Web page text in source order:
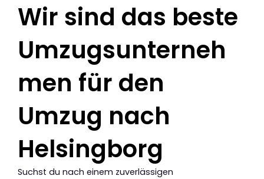
Wir sind das beste
Umzugsunterneh
men für den
Umzug nach
Helsingborg
Suchst du nach einem zuverlässigen